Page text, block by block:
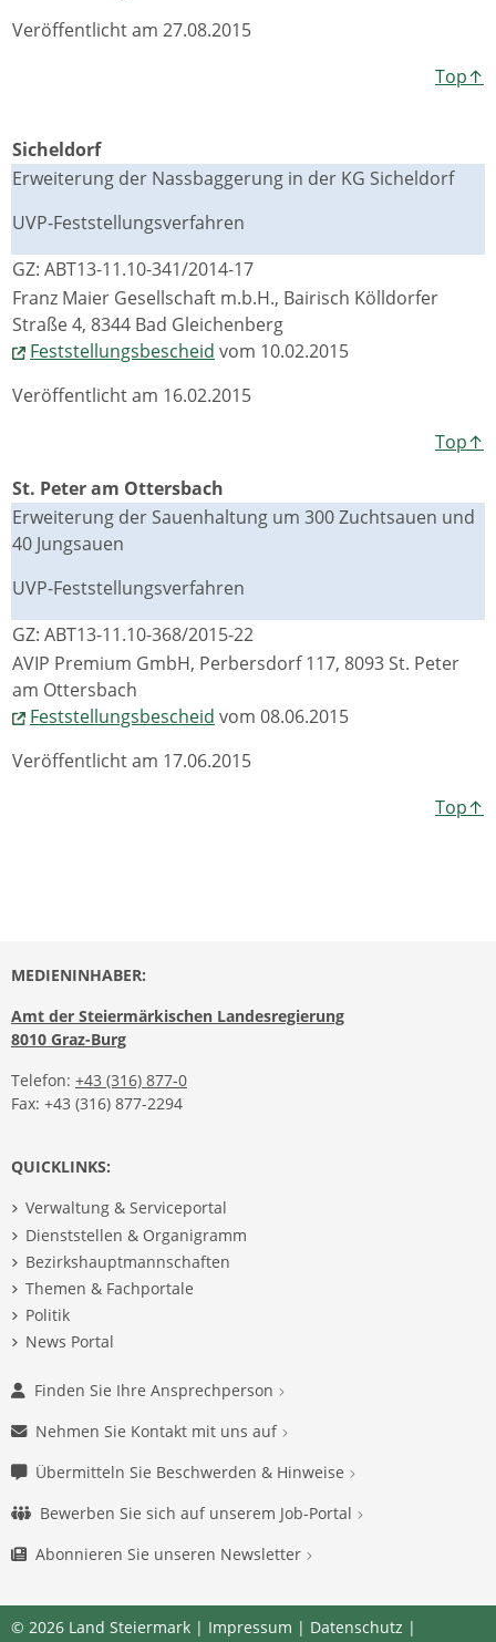
Veröffentlicht am 27.08.2015
Top↑
Sicheldorf
Erweiterung der Nassbaggerung in der KG Sicheldorf
UVP-Feststellungsverfahren
GZ: ABT13-11.10-341/2014-17
Franz Maier Gesellschaft m.b.H., Bairisch Kölldorfer
Straße 4, 8344 Bad Gleichenberg
Feststellungsbescheid vom 10.02.2015
Veröffentlicht am 16.02.2015
Top↑
St. Peter am Ottersbach
Erweiterung der Sauenhaltung um 300 Zuchtsauen und
40 Jungsauen
UVP-Feststellungsverfahren
GZ: ABT13-11.10-368/2015-22
AVIP Premium GmbH, Perbersdorf 117, 8093 St. Peter
am Ottersbach
Feststellungsbescheid vom 08.06.2015
Veröffentlicht am 17.06.2015
Top↑
MEDIENINHABER:
Amt der Steiermärkischen Landesregierung
8010 Graz-Burg
Telefon: +43 (316) 877-0
Fax: +43 (316) 877-2294
QUICKLINKS:
Verwaltung & Serviceportal
Dienststellen & Organigramm
Bezirkshauptmannschaften
Themen & Fachportale
Politik
News Portal
Finden Sie Ihre Ansprechperson
Nehmen Sie Kontakt mit uns auf
Übermitteln Sie Beschwerden & Hinweise
Bewerben Sie sich auf unserem Job-Portal
Abonnieren Sie unseren Newsletter
© 2026 Land Steiermark | Impressum | Datenschutz |